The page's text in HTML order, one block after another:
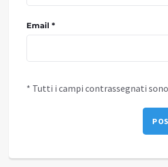
Email *
* Tutti i campi contrassegnati